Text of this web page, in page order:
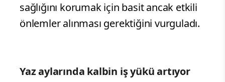
sağlığını korumak için basit ancak etkili
önlemler alınması gerektiğini vurguladı.
Yaz aylarında kalbin iş yükü artıyor